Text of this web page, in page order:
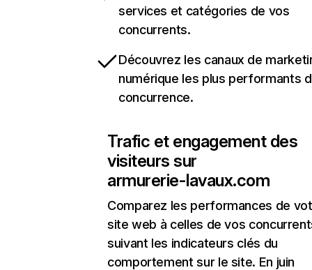
services et catégories de vos
concurrents.
Découvrez les canaux de
numérique les plus performants
concurrence.
Trafic et engagement des
visiteurs sur
armurerie-lavaux.com
Comparez les performances de
site web à celles de vos
suivant les indicateurs clés du
comportement sur le site. En juin